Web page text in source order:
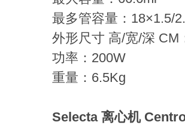
最多管容量：18×1.5/
外形尺寸 高/宽/深 CM
功率：200W
重量：6.5Kg
Selecta 离心机